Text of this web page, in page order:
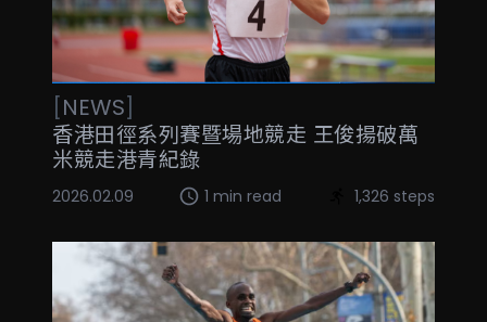
[NEWS]
香港田徑系列賽暨場地競走 王俊揚破萬
米競走港青紀錄
2026.02.09 1 min read 1,326 steps